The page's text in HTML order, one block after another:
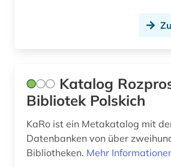
russisch-ukrainischer krieg (1)
sachsen (1)
sammlung (1)
sammlung varnhagen (1)
satirezeitschrift (1)
Katalog
Bibliotek Polskich
KaRo ist ein Metakatalog mit
Datenbanken von über
Bibliotheken. Mehr